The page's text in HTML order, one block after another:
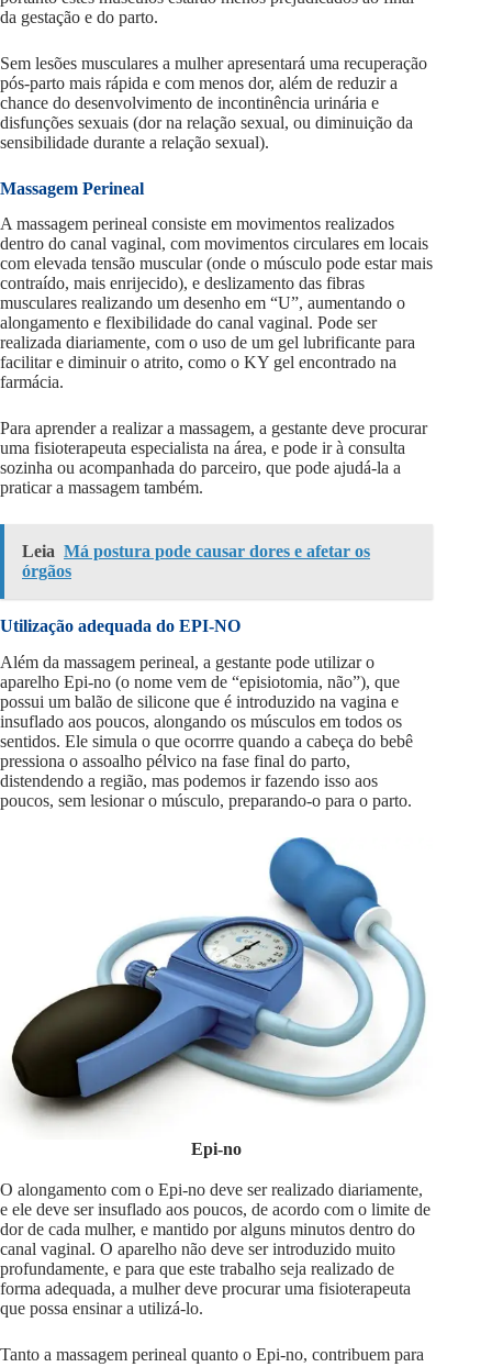
da gestação e do parto.
Sem lesões musculares a mulher apresentará uma recuperação
pós-parto mais rápida e com menos dor, além de reduzir a
chance do desenvolvimento de incontinência urinária e
disfunções sexuais (dor na relação sexual, ou diminuição da
sensibilidade durante a relação sexual).
Massagem Perineal
A massagem perineal consiste em movimentos realizados
dentro do canal vaginal, com movimentos circulares em locais
com elevada tensão muscular (onde o músculo pode estar mais
contraído, mais enrijecido), e deslizamento das fibras
musculares realizando um desenho em “U”, aumentando o
alongamento e flexibilidade do canal vaginal. Pode ser
realizada diariamente, com o uso de um gel lubrificante para
facilitar e diminuir o atrito, como o KY gel encontrado na
farmácia.
Para aprender a realizar a massagem, a gestante deve procurar
uma fisioterapeuta especialista na área, e pode ir à consulta
sozinha ou acompanhada do parceiro, que pode ajudá-la a
praticar a massagem também.
Leia Má postura pode causar dores e afetar os
órgãos
Utilização adequada do EPI-NO
Além da massagem perineal, a gestante pode utilizar o
aparelho Epi-no (o nome vem de “episiotomia, não”), que
possui um balão de silicone que é introduzido na vagina e
insuflado aos poucos, alongando os músculos em todos os
sentidos. Ele simula o que ocorrre quando a cabeça do bebê
pressiona o assoalho pélvico na fase final do parto,
distendendo a região, mas podemos ir fazendo isso aos
poucos, sem lesionar o músculo, preparando-o para o parto.
Epi-no
O alongamento com o Epi-no deve ser realizado diariamente,
e ele deve ser insuflado aos poucos, de acordo com o limite de
dor de cada mulher, e mantido por alguns minutos dentro do
canal vaginal. O aparelho não deve ser introduzido muito
profundamente, e para que este trabalho seja realizado de
forma adequada, a mulher deve procurar uma fisioterapeuta
que possa ensinar a utilizá-lo.
Tanto a massagem perineal quanto o Epi-no, contribuem para